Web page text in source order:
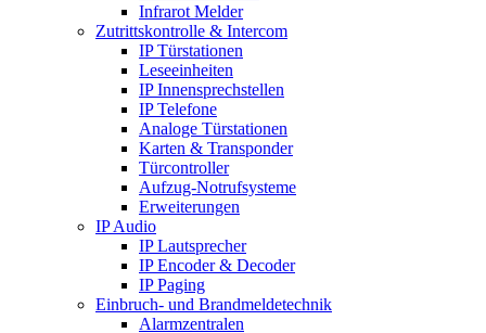
Infrarot Melder
Zutrittskontrolle & Intercom
IP Türstationen
Leseeinheiten
IP Innensprechstellen
IP Telefone
Analoge Türstationen
Karten & Transponder
Türcontroller
Aufzug-Notrufsysteme
Erweiterungen
IP Audio
IP Lautsprecher
IP Encoder & Decoder
IP Paging
Einbruch- und Brandmeldetechnik
Alarmzentralen